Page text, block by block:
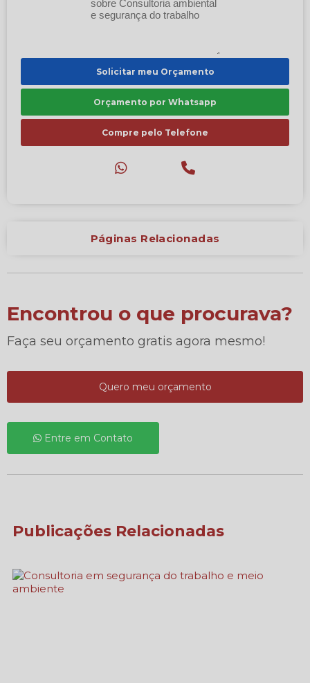
Solicitar meu Orçamento
Orçamento por Whatsapp
Compre pelo Telefone
Páginas Relacionadas
Encontrou o que procurava?
Faça seu orçamento gratis agora mesmo!
Quero meu orçamento
Entre em Contato
Publicações Relacionadas